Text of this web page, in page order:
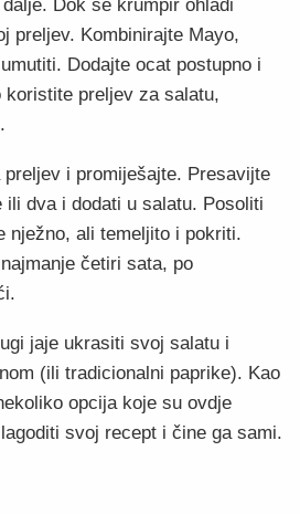
Dok se krumpir ohladi
preljev. Kombinirajte Mayo,
Dodajte ocat postupno i
koristite preljev za salatu,
preljev i promiješajte. Presavijte
ili dva i dodati u salatu. Posoliti
nježno, ali temeljito i pokriti.
četiri sata, po
jaje ukrasiti svoj salatu i
(ili tradicionalni paprike). Kao
opcija koje su ovdje
svoj recept i čine ga sami.